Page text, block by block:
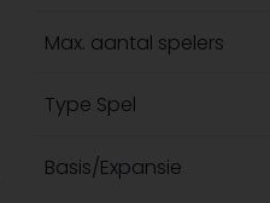
Max. aantal spelers
Type Spel
Basis/Expansie